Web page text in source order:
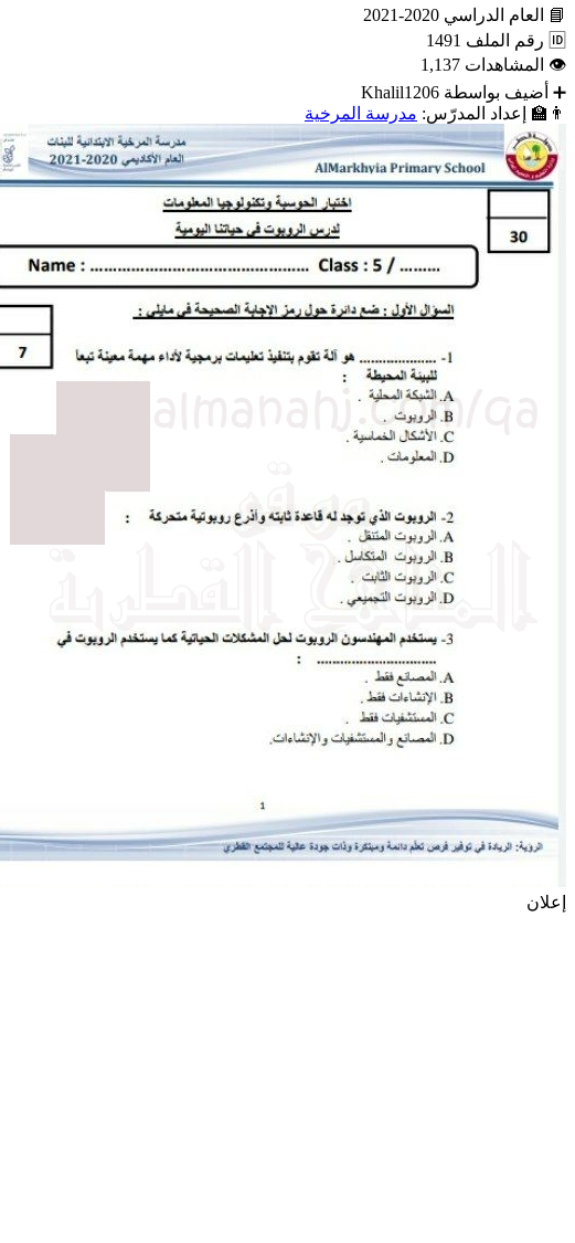
📘 العام الدراسي 2020-2021
🆔 رقم الملف 1491
👁 المشاهدات 1,137
➕ أضيف بواسطة Khalil1206
👨‍🏫
إعداد المدرّس: مدرسة المرخية
إعلان